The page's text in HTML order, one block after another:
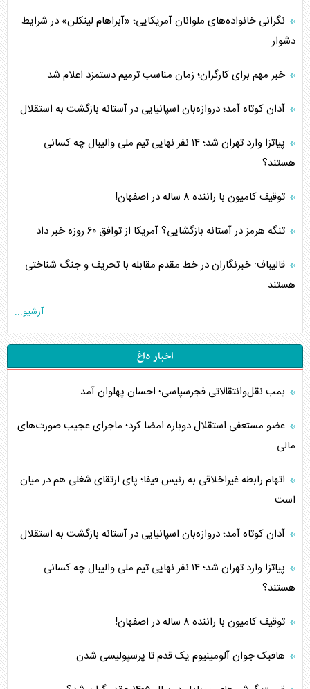
نگرانی خانواده‌های ملوانان آمریکایی؛ «آبراهام لینکلن» در شرایط
دشوار
خبر مهم برای کارگران؛ زمان مناسب ترمیم دستمزد اعلام شد
آدان کوتاه آمد؛ دروازه‌بان اسپانیایی در آستانه بازگشت به استقلال
پیاتزا وارد تهران شد؛ ۱۴ نفر نهایی تیم ملی والیبال چه کسانی
هستند؟
توقیف کامیون با راننده ۸ ساله در اصفهان!
تنگه هرمز در آستانه بازگشایی؟ آمریکا از توافق ۶۰ روزه خبر داد
قالیباف: خبرنگاران در خط مقدم مقابله با تحریف و جنگ شناختی
هستند
آرشیو...
اخبار داغ
بمب نقل‌وانتقالاتی فجرسپاسی؛ احسان پهلوان آمد
عضو مستعفی استقلال دوباره امضا کرد؛ ماجرای عجیب صورت‌های
مالی
اتهام رابطه غیراخلاقی به رئیس فیفا؛ پای ارتقای شغلی هم در میان
است
آدان کوتاه آمد؛ دروازه‌بان اسپانیایی در آستانه بازگشت به استقلال
پیاتزا وارد تهران شد؛ ۱۴ نفر نهایی تیم ملی والیبال چه کسانی
هستند؟
توقیف کامیون با راننده ۸ ساله در اصفهان!
هافبک جوان آلومینیوم یک قدم تا پرسپولیسی شدن